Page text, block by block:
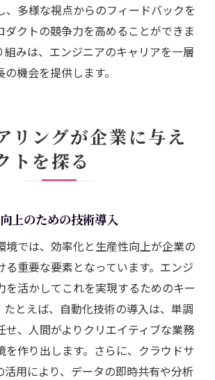
、多様な視点からのフィードバックを
ダクトの競争力を高めることができま
組みは、エンジニアのキャリアを一層
機会を提供します。
リングが企業に与え
トを探る
上のための技術導入
境では、効率化と生産性向上が企業の
る重要な要素となっています。エンジ
を活かしてこれを実現するためのキー
たとえば、自動化技術の導入は、単調
せ、人間がよりクリエイティブな業務
を作り出します。さらに、クラウドサ
活用により、データの即時共有や分析